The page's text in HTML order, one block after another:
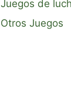
Juegos de
Otros Juegos